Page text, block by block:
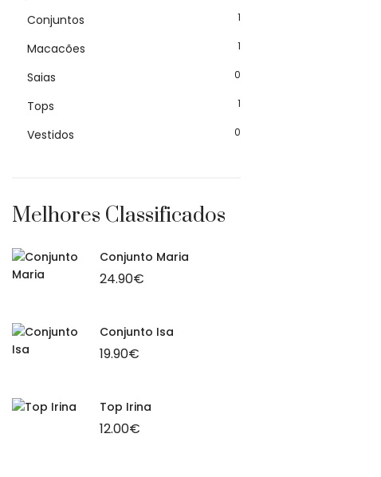
Conjuntos 1
Macacões 1
Saias 0
Tops 1
Vestidos 0
Melhores Classificados
Conjunto Maria
24.90€
Conjunto Isa
19.90€
Top Irina
12.00€